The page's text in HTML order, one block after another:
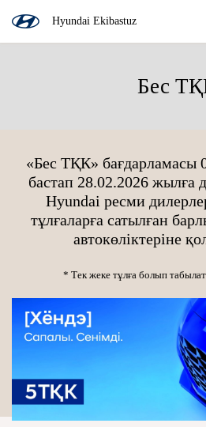
Hyundai Ekibastuz
Бес
«Бес ТҚК» бағдарламасы
бастап 28.02.2026 жылға
Hyundai ресми
тұлғаларға сатылған
автокөліктеріне
* Тек жеке тұлға болып